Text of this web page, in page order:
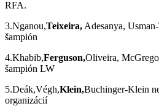
RFA.
3.Nganou,Teixeira, Adesanya,
šampión
4.Khabib,Ferguson,Oliveira,
šampión LW
5.Deák,Végh,Klein,Buchinger-Klein
organizácií